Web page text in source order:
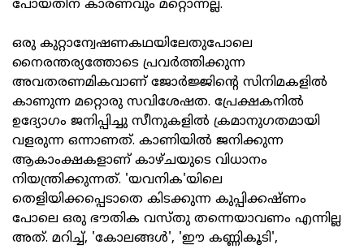
പോയതിന് കാരണവും മറ്റൊന്നല്ല.
ഒരു കുറ്റാന്വേഷണകഥയിലേതുപോലെ
നൈരന്തര്യത്തോടെ പ്രവര്‍ത്തിക്കുന്ന
അവതരണമികവാണ് ജോര്‍ജ്ജിന്റെ സിനിമകളില്‍
കാണുന്ന മറ്റൊരു സവിശേഷത. പ്രേക്ഷകനില്‍
ഉദ്യോഗം ജനിപ്പിച്ചു സീനുകളില്‍ ക്രമാനുഗതമായി
വളരുന്ന ഒന്നാണത്. കാണിയില്‍ ജനിക്കുന്ന
ആകാംക്ഷകളാണ് കാഴ്ചയുടെ വിധാനം
നിയന്ത്രിക്കുന്നത്. 'യവനിക'യിലെ
തെളിയിക്കപ്പെടാതെ കിടക്കുന്ന കുപ്പിക്കഷ്ണം
പോലെ ഒരു ഭൗതിക വസ്തു തന്നെയാവണം എന്നില്ല
അത്. മറിച്ച്, 'കോലങ്ങള്‍', 'ഈ കണ്ണികൂടി',